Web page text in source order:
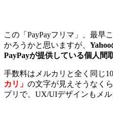
この「PayPayフリマ」、最早
かろうかと思いますが、
PayPayが提供している個人間
手数料はメルカリと全く同じ
カリ」 の文字が見えそうなく
プリで、UX/UIデザインもメル